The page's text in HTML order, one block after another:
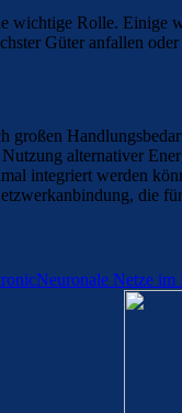
Rolle. Einige
Güter anfallen
alternativer
integriert werden
die
Neuronale Netze im